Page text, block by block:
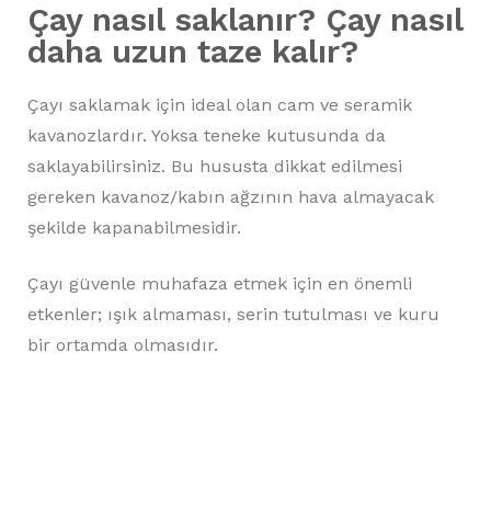
Çay nasıl saklanır? Çay nasıl
daha uzun taze kalır?
Çayı saklamak için ideal olan cam ve seramik
kavanozlardır. Yoksa teneke kutusunda da
saklayabilirsiniz. Bu hususta dikkat edilmesi
gereken kavanoz/kabın ağzının hava almayacak
şekilde kapanabilmesidir.
Çayı güvenle muhafaza etmek için en önemli
etkenler; ışık almaması, serin tutulması ve kuru
bir ortamda olmasıdır.